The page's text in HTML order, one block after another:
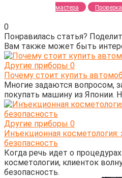
мастера
0
Понравилась статья?
Вам также может быть
Другие приборы 0
Почему стоит купить
Многие задаются вопросом,
покупать машину из Японии.
Другие приборы 0
Инъекционная
безопасность
Когда речь идет о
косметологии, клиенток
безопасность.